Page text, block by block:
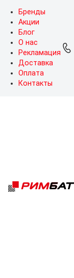
Бренды
Акции
Блог
О нас
Рекламация
Доставка
Оплата
Контакты